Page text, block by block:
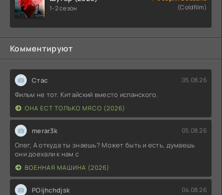
1-2 сезон
(Coldfilm)
Комментируют
Стас 05.08.26
Фильм не тот. Китайский вместо испанского.
ОНА ЕСТ ТОЛЬКО МЯСО (2026)
merar3k 05.08.26
Олег, А откуда ты знаешь? Может быть и есть, думаешь
они доехали к нам с
ВОЕННАЯ МАШИНА (2026)
POijhchdjsk 04.08.26